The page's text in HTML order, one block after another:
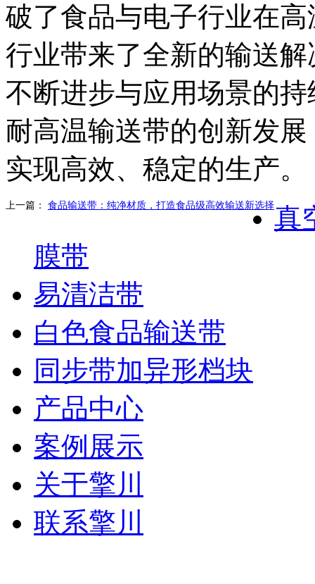
破了食品与电子行业在
行业带来了全新的输送
不断进步与应用场景的
耐高温输送带的创新发
实现高效、稳定的生产。
上一篇： 食品输送带：纯净材质，打造食品级高效输送新选择真
膜带
易清洁带
白色食品输送带
同步带加异形档块
产品中心
案例展示
关于擎川
联系擎川